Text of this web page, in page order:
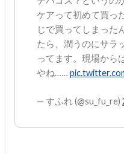
ケアって初めて買っ
じで買ってしまった
たら、潤うのにサラ
ってます。現場から
やね……
— すふれ (@su_fu_re)